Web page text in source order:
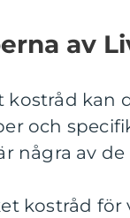
av
kostråd kan
och
några av
kostråd